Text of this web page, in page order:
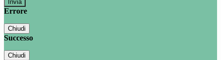
Errore
Chiudi
Successo
Chiudi